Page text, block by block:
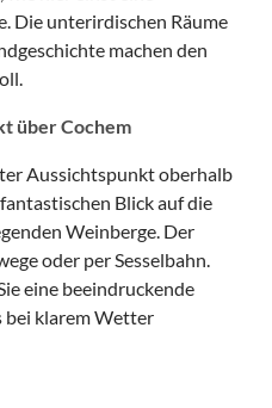
Die unterirdischen Räume
machen den
über Cochem
Aussichtspunkt oberhalb
Blick auf die
Weinberge. Der
oder per Sesselbahn.
eine beeindruckende
bei klarem Wetter